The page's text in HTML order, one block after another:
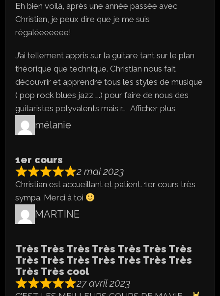
Eh bien voilà, après une année passée avec
Christian, je peux dire que je me suis
régaléeeeeee!
J’ai tellement appris sur la guitare tant sur le plan
théorique que technique. Christian nous fait
découvrir et apprendre tous les styles de musique
( pop rock blues jazz ….) pour faire de nous des
guitaristes polyvalents mais r
Afficher plus
mélanie
1er cours
2 mai 2023
Christian est accueillant et patient. 1er cours très
sympa. Merci à toi
MARTINE
Très Très Très Très Très Très Très
Très Très Très Très Très Très Très
Très Très cool
27 avril 2023